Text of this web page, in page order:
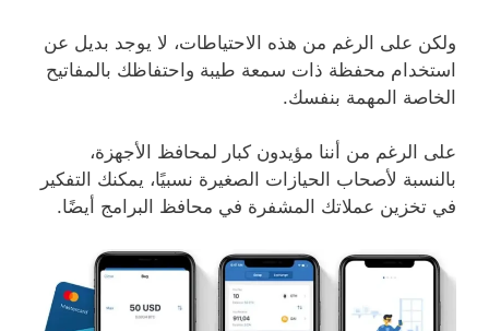
ولكن على الرغم من هذه الاحتياطات، لا يوجد بديل عن
استخدام محفظة ذات سمعة طيبة واحتفاظك بالمفاتيح
الخاصة المهمة بنفسك.
على الرغم من أننا مؤيدون كبار لمحافظ الأجهزة،
بالنسبة لأصحاب الحيازات الصغيرة نسبيًا، يمكنك التفكير
في تخزين عملاتك المشفرة في محافظ البرامج أيضًا.